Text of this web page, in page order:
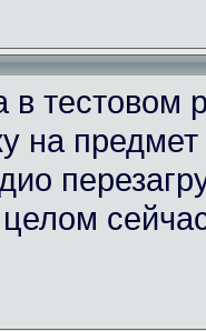
в тестовом
на предмет